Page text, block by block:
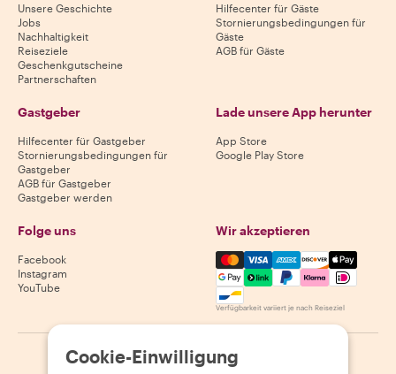
Unsere Geschichte
Jobs
Nachhaltigkeit
Reiseziele
Geschenkgutscheine
Partnerschaften
Hilfecenter für Gäste
Stornierungsbedingungen für
Gäste
AGB für Gäste
Gastgeber
Hilfecenter für Gastgeber
Stornierungsbedingungen für
Gastgeber
AGB für Gastgeber
Gastgeber werden
Lade unsere App herunter
App Store
Google Play Store
Folge uns
Facebook
Instagram
YouTube
Wir akzeptieren
Mastercard, Visa, Amex,
Verfügbarkeit variiert je nach Reiseziel
2026 Withlocals.com | Datenschutzerklärung
Cookie-Einwilligung